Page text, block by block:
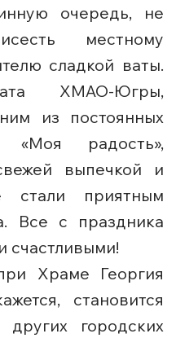
очередь, не
местному
сладкой ваты.
ХМАО-Югры,
из постоянных
«Моя радость»,
выпечкой и
стали приятным
Все с праздника
счастливыми!
Храме Георгия
становится
городских